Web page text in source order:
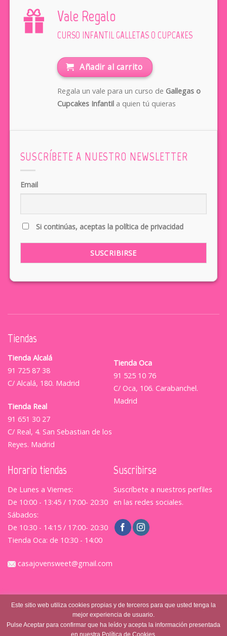
Vale Regalo
CURSO INFANTIL GALLETAS O CUPCAKES
Añadir al carrito
Regala un vale para un curso de Gallegas o
Cupcakes Infantila quien tú quieras
SUSCRÍBETE A NUESTRO NEWSLETTER
Email
Si continúas, aceptas la política de privacidad
Tiendas
Tienda Alcalá
91 725 87 38
C/ Alcalá, 180. Madrid
Tienda Real
91 651 30 27
C/ Real, 4. San Sebastian de los
Reyes. Madrid
Tienda Oca
91 525 10 76
C/ Oca, 106. Carabanchel.
Madrid
Horario tiendas
De Lunes a Viernes:
De 10:00 - 13:45 / 17:00- 20:30
Sábados:
De 10:30 - 14:15 / 17:00- 20:30
Tienda Oca: de 10:30 - 14:00
Suscribirse
Suscríbete a nuestros perfiles
en las redes sociales.
casajovensweet@gmail.com
Este sitio web utiliza cookies propias y de terceros para que usted tenga la
mejor experiencia de usuario.
Pulse Aceptar para confirmar que ha leído y acepta la información presentada
en nuestra Política de Cookies.